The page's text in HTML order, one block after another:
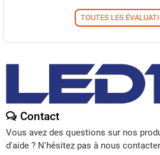
TOUTES LES
Contact
Vous avez des questions sur nos
d'aide ? N'hésitez pas à nous